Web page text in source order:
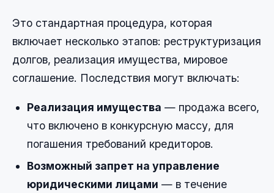
Это стандартная процедура, которая
включает несколько этапов: реструктуризация
долгов, реализация имущества, мировое
соглашение. Последствия могут включать:
Реализация имущества — продажа всего,
что включено в конкурсную массу, для
погашения требований кредиторов.
Возможный запрет на управление
юридическими лицами — в течение